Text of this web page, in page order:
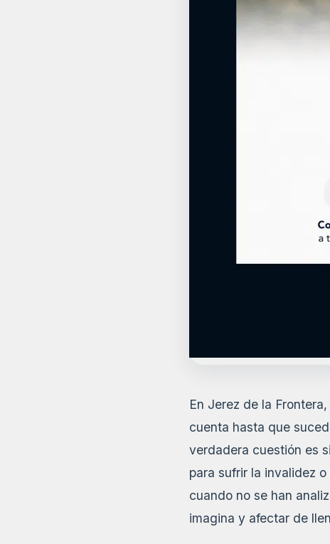
En Jerez de la
cuenta hasta que
verdadera cuestión es
para sufrir la invalidez
cuando no se han
imagina y afectar de